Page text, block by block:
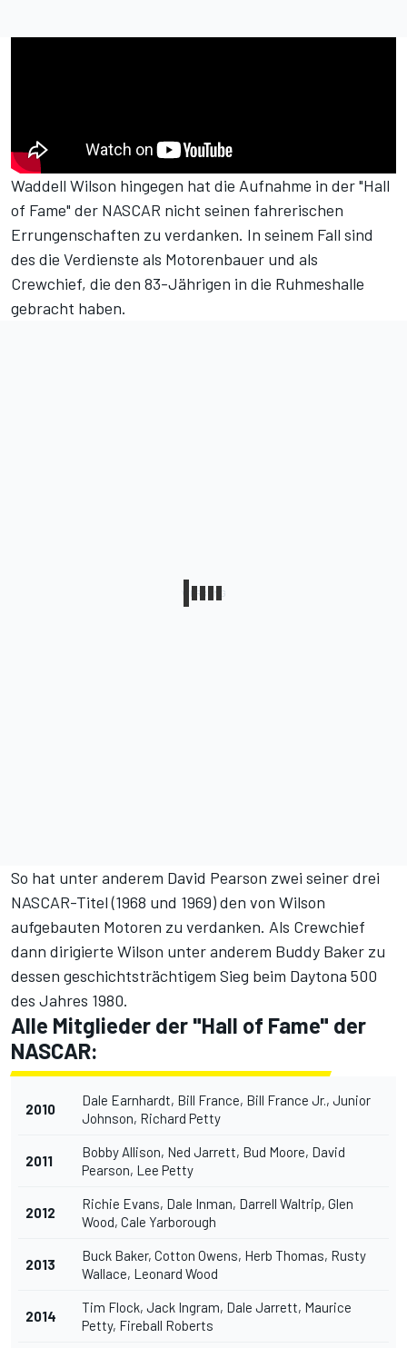
Waddell Wilson hingegen hat die Aufnahme in der "Hall
of Fame" der NASCAR nicht seinen fahrerischen
Errungenschaften zu verdanken. In seinem Fall sind
des die Verdienste als Motorenbauer und als
Crewchief, die den 83-Jährigen in die Ruhmeshalle
gebracht haben.
So hat unter anderem David Pearson zwei seiner drei
NASCAR-Titel (1968 und 1969) den von Wilson
aufgebauten Motoren zu verdanken. Als Crewchief
dann dirigierte Wilson unter anderem Buddy Baker zu
dessen geschichtsträchtigem Sieg beim Daytona 500
des Jahres 1980.
Alle Mitglieder der "Hall of Fame" der
NASCAR:
2010
Dale Earnhardt, Bill France, Bill France Jr., Junior
Johnson, Richard Petty
2011
Bobby Allison, Ned Jarrett, Bud Moore, David
Pearson, Lee Petty
2012
Richie Evans, Dale Inman, Darrell Waltrip, Glen
Wood, Cale Yarborough
2013
Buck Baker, Cotton Owens, Herb Thomas, Rusty
Wallace, Leonard Wood
2014
Tim Flock, Jack Ingram, Dale Jarrett, Maurice
Petty, Fireball Roberts